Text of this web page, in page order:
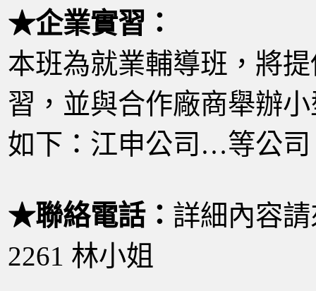
★企業實習：
本班為就業輔導班，將
習，並與合作廠商舉辦
如下：江申公司…等公司
★聯絡電話： 詳細內容
2261 林小姐